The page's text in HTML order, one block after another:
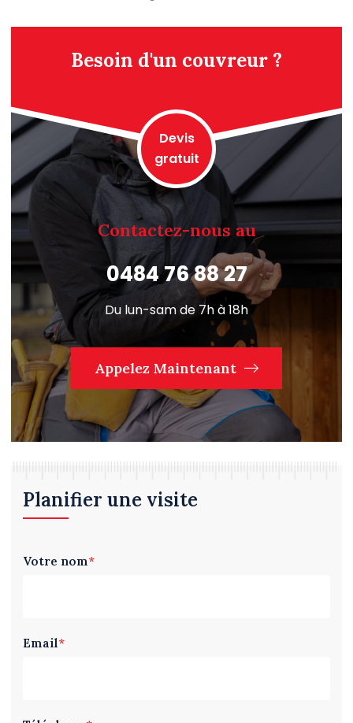
Besoin d'un couvreur ?
Devis
gratuit
Contactez-nous au
0484 76 88 27
Du lun-sam de 7h à 18h
Appelez Maintenant
Planifier une visite
Votre nom*
Email*